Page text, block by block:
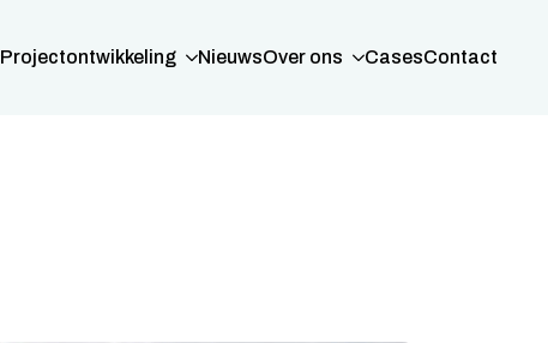
Projectontwikkeling NieuwsOver ons CasesContact